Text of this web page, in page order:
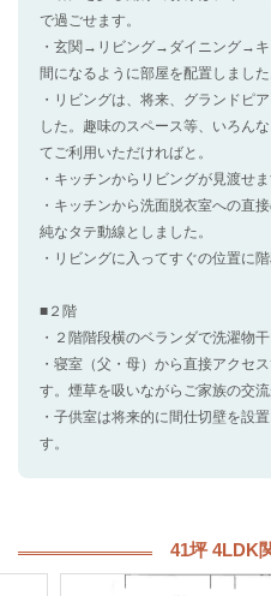
で過ごせます。
・玄関→リビング→ダイニング→キ
間になるように部屋を配置しました
・リビングは、将来、グランドピ
した。趣味のスペース等、いろん
てご利用いただければと。
・キッチンからリビングが見渡せま
・キッチンから洗面脱衣室への直
純なタテ動線としました。
・リビングに入ってすぐの位置に
■２階
・２階階段横のベランダで洗濯物
・寝室（父・母）から直接アクセ
す。煙草を吸いながらご家族の交
・子供室は将来的に間仕切壁を設
す。
41坪 4LDK